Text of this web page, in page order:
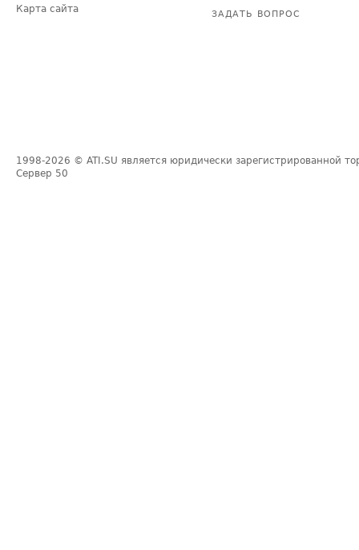
Карта сайта
ЗАДАТЬ ВОПРОС
1998-2026 © ATI.SU является юридически зарегистрированной
Сервер 50